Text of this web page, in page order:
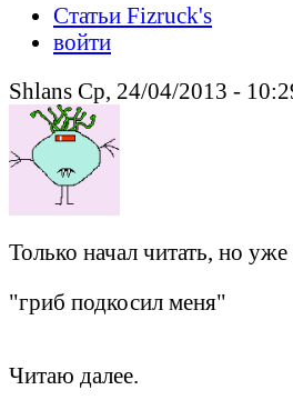
Статьи Fizruck's
войти
Shlans Ср, 24/04/2013 -
Только начал читать, но
"гриб подкосил меня"
Читаю далее.